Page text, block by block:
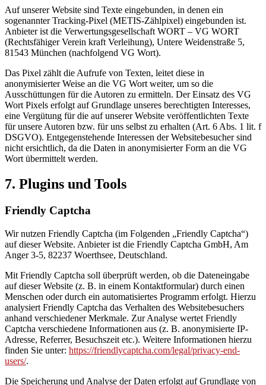
Auf unserer Website sind Texte eingebunden, in denen ein
sogenannter Tracking-Pixel (METIS-Zählpixel) eingebunden ist.
Anbieter ist die Verwertungsgesellschaft WORT – VG WORT
(Rechtsfähiger Verein kraft Verleihung), Untere Weidenstraße 5,
81543 München (nachfolgend VG Wort).
Das Pixel zählt die Aufrufe von Texten, leitet diese in
anonymisierter Weise an die VG Wort weiter, um so die
Ausschüttungen für die Autoren zu ermitteln. Der Einsatz des VG
Wort Pixels erfolgt auf Grundlage unseres berechtigten Interesses,
eine Vergütung für die auf unserer Website veröffentlichten Texte
für unsere Autoren bzw. für uns selbst zu erhalten (Art. 6 Abs. 1 lit. f
DSGVO). Entgegenstehende Interessen der Websitebesucher sind
nicht ersichtlich, da die Daten in anonymisierter Form an die VG
Wort übermittelt werden.
7. Plugins und Tools
Friendly Captcha
Wir nutzen Friendly Captcha (im Folgenden „Friendly Captcha“)
auf dieser Website. Anbieter ist die Friendly Captcha GmbH, Am
Anger 3-5, 82237 Woerthsee, Deutschland.
Mit Friendly Captcha soll überprüft werden, ob die Dateneingabe
auf dieser Website (z. B. in einem Kontaktformular) durch einen
Menschen oder durch ein automatisiertes Programm erfolgt. Hierzu
analysiert Friendly Captcha das Verhalten des Websitebesuchers
anhand verschiedener Merkmale. Zur Analyse wertet Friendly
Captcha verschiedene Informationen aus (z. B. anonymisierte IP-
Adresse, Referrer, Besuchszeit etc.). Weitere Informationen hierzu
finden Sie unter: https://friendlycaptcha.com/legal/privacy-end-
users/.
Die Speicherung und Analyse der Daten erfolgt auf Grundlage von